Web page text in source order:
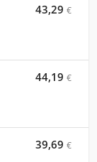
43,29 €
44,19 €
39,69 €